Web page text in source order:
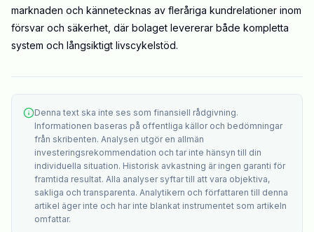
marknaden och kännetecknas av fleråriga kundrelationer inom
försvar och säkerhet, där bolaget levererar både kompletta
system och långsiktigt livscykelstöd.
Denna text ska inte ses som finansiell rådgivning.
Informationen baseras på offentliga källor och bedömningar
från skribenten. Analysen utgör en allmän
investeringsrekommendation och tar inte hänsyn till din
individuella situation. Historisk avkastning är ingen garanti för
framtida resultat. Alla analyser syftar till att vara objektiva,
sakliga och transparenta. Analytikern och författaren till denna
artikel äger inte och har inte blankat instrumentet som artikeln
omfattar.